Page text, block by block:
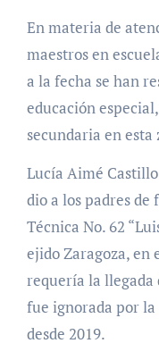
En materia de
maestros en
a la fecha se han
educación
secundaria en esta
Lucía Aimé
dio a los padres de
Técnica No. 62
ejido Zaragoza, en
requería la llegada
fue ignorada por
desde 2019.